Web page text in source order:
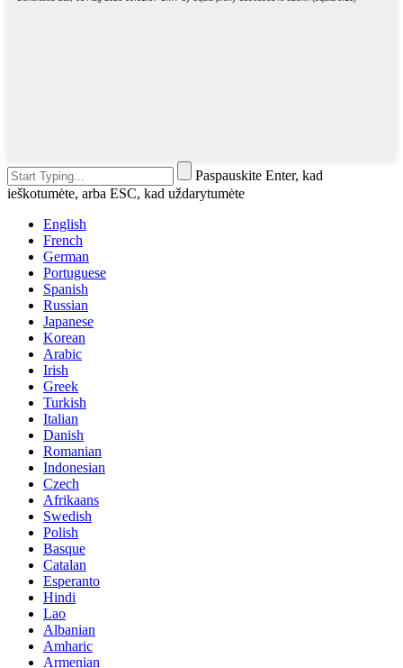
Paspauskite Enter, kad
ieškotumėte, arba ESC, kad uždarytumėte
English
French
German
Portuguese
Spanish
Russian
Japanese
Korean
Arabic
Irish
Greek
Turkish
Italian
Danish
Romanian
Indonesian
Czech
Afrikaans
Swedish
Polish
Basque
Catalan
Esperanto
Hindi
Lao
Albanian
Amharic
Armenian